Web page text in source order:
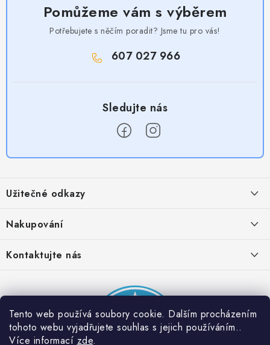
Tento web používá soubory cookie. Dalším procházením
tohoto webu vyjadřujete souhlas s jejich používáním..
Více informací zde.
Pomůžeme vám s výběrem
Potřebujete s něčím poradit? Jsme tu pro vás!
607 027 966
p
a
Užitečné odkazy
Provizní systém
Partner stránek: Super plecháček
Nakupování
Podmínky akce 2 + 1 zdarma
Kontaktujte nás